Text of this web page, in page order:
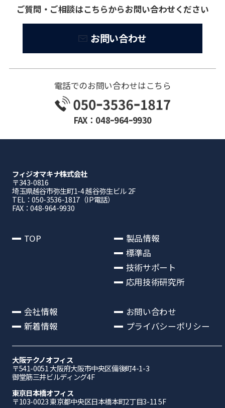
ご質問・ご相談はこちらからお問い合わせください
お問い合わせ
電話でのお問い合わせはこちら
FAX：048ｰ964ｰ9930
フィジオマキナ株式会社
〒343-0816
埼⽟県越⾕市弥⽣町1-4 越⾕弥⽣ビル 2F
TEL：050-3536-1817（IP電話）
FAX：048-964-9930
TOP
製品情報
標準品
技術サポート
応用技術研究所
会社情報
新着情報
お問い合わせ
プライバシーポリシー
大阪テクノオフィス
〒541-0051 ⼤阪府⼤阪市中央区備後町4-1-3
御堂筋三井ビルディング4F
東京日本橋オフィス
〒103-0023 東京都中央区日本橋本町2丁目3-11 5F